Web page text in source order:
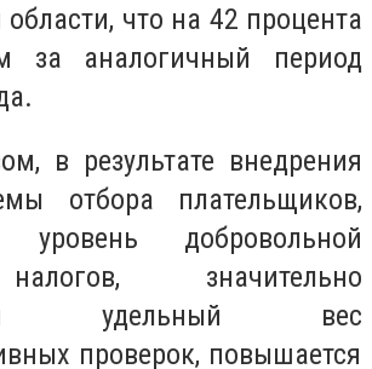
что на 42 процента
за аналогичный период
в результате внедрения
отбора плательщиков,
уровень добровольной
значительно
удельный вес
проверок, повышается